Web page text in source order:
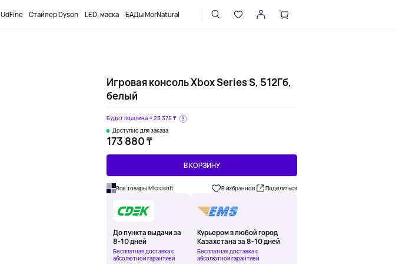
UdFine Стайлер Dyson LED-маска БАДы MorNatural
Игровая консоль Xbox Series S, 512Гб,
белый
173 880 ₸
Доступно для заказа
Будет пошлина ≈ 23 375 ₸
В КОРЗИНУ
Все товары Microsoft В избранное Поделиться
До пункта выдачи за
8-10 дней
Бесплатная доставка с
абсолютной гарантией
Курьером в любой город
Казахстана за 8-10 дней
Бесплатная доставка с
абсолютной гарантией